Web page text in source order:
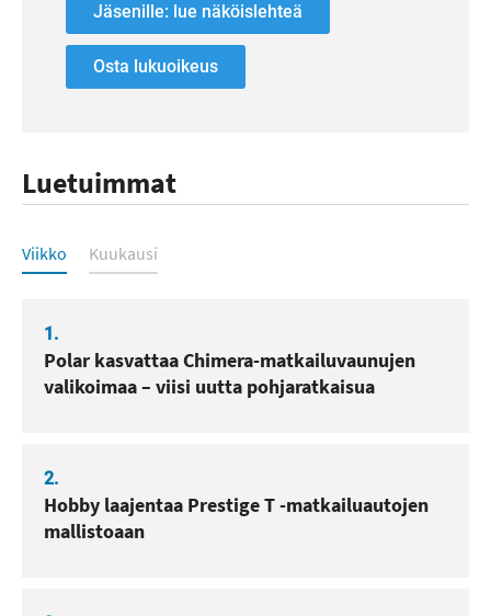
Jäsenille: lue näköislehteä
Osta lukuoikeus
Luetuimmat
Luetuimmat
Viikko Kuukausi
1.
Polar kasvattaa Chimera-matkailuvaunujen
valikoimaa – viisi uutta pohjaratkaisua
2.
Hobby laajentaa Prestige T -matkailuautojen
mallistoaan